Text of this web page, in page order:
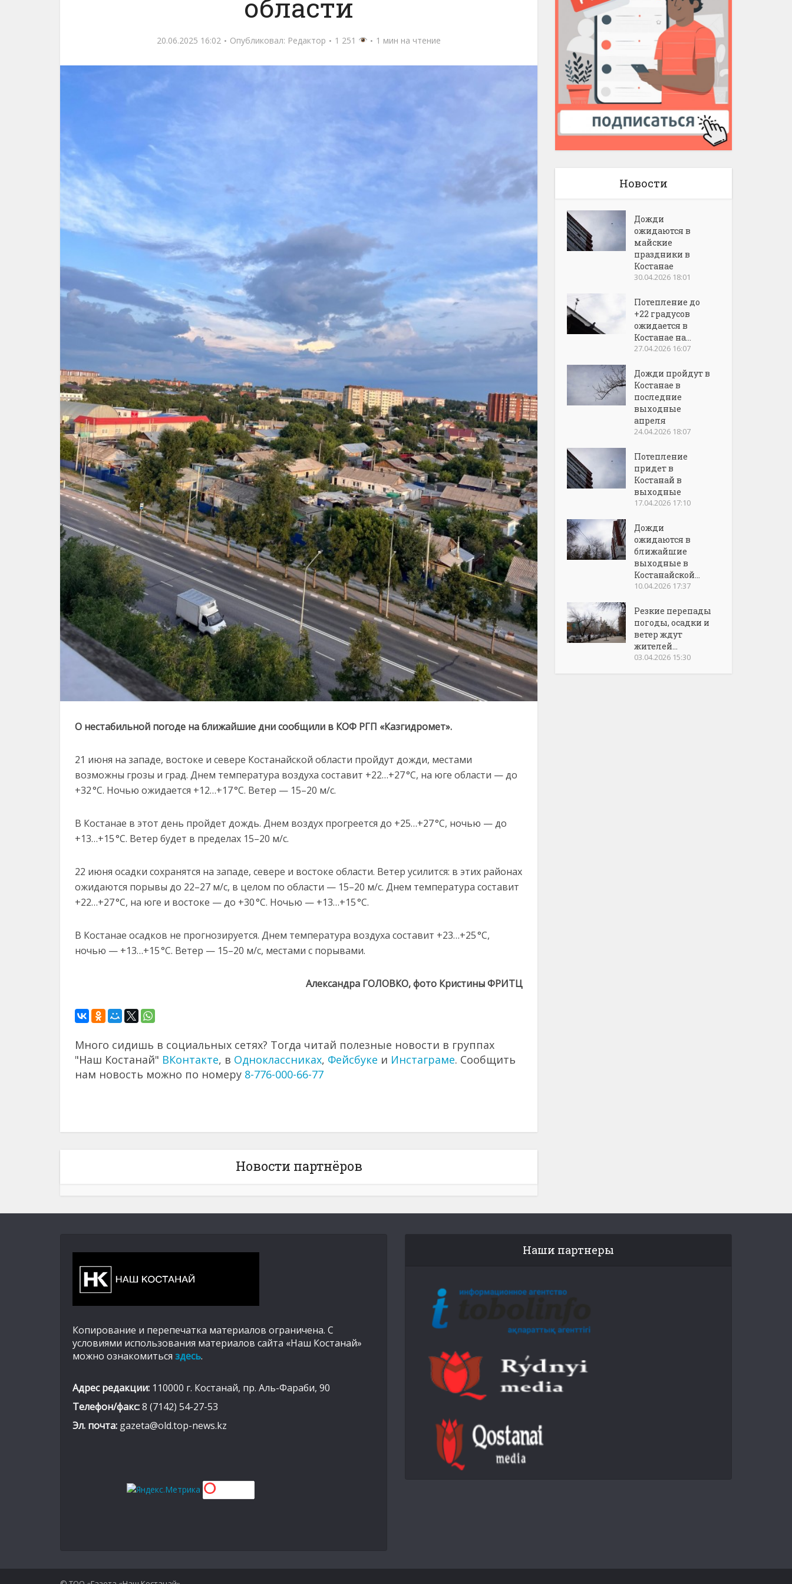
области
20.06.2025 16:02 Опубликовал: Редактор 1 251 1 мин на чтение
О нестабильной погоде на ближайшие дни сообщили в КОФ РГП «Казгидромет».
21 июня на западе, востоке и севере Костанайской области пройдут дожди, местами
возможны грозы и град. Днем температура воздуха составит +22…+27 °C, на юге области — до
+32 °C. Ночью ожидается +12…+17 °C. Ветер — 15–20 м/с.
В Костанае в этот день пройдет дождь. Днем воздух прогреется до +25…+27 °C, ночью — до
+13…+15 °C. Ветер будет в пределах 15–20 м/с.
22 июня осадки сохранятся на западе, севере и востоке области. Ветер усилится: в этих районах
ожидаются порывы до 22–27 м/с, в целом по области — 15–20 м/с. Днем температура составит
+22…+27 °C, на юге и востоке — до +30 °C. Ночью — +13…+15 °C.
В Костанае осадков не прогнозируется. Днем температура воздуха составит +23…+25 °C,
ночью — +13…+15 °C. Ветер — 15–20 м/с, местами с порывами.
Александра ГОЛОВКО, фото Кристины ФРИТЦ
Много сидишь в социальных сетях? Тогда читай полезные новости в группах
"Наш Костанай" ВКонтакте, в Одноклассниках, Фейсбуке и Инстаграме. Сообщить
нам новость можно по номеру 8-776-000-66-77
Новости партнёров
Новости
Дожди
ожидаются в
майские
праздники в
Костанае
30.04.2026 18:01
Потепление до
+22 градусов
ожидается в
Костанае на...
27.04.2026 16:07
Дожди пройдут в
Костанае в
последние
выходные
апреля
24.04.2026 18:07
Потепление
придет в
Костанай в
выходные
17.04.2026 17:10
Дожди
ожидаются в
ближайшие
выходные в
Костанайской...
10.04.2026 17:37
Резкие перепады
погоды, осадки и
ветер ждут
жителей...
03.04.2026 15:30
Копирование и перепечатка материалов ограничена. С
условиями использования материалов сайта «Наш Костанай»
можно ознакомиться здесь.
Адрес редакции: 110000 г. Костанай, пр. Аль-Фараби, 90
Телефон/факс:8 (7142) 54-27-53
Эл. почта: gazeta@old.top-news.kz
Наши партнеры